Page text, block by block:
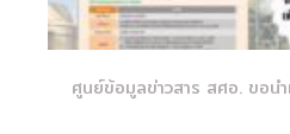
ศูนย์ข้อมูลข่าวสาร สศอ. ขอน